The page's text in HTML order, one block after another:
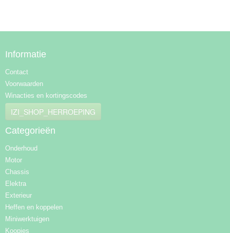
Informatie
Contact
Voorwaarden
Winacties en kortingscodes
IZI_SHOP_HERROEPING
Categorieën
Onderhoud
Motor
Chassis
Elektra
Exterieur
Heffen en koppelen
Miniwerktuigen
Koopjes